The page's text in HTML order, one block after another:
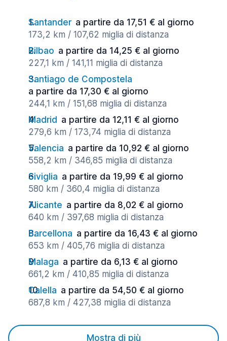
Santander a partire da 17,51 € al giorno
173,2 km / 107,62 miglia di distanza
Bilbao a partire da 14,25 € al giorno
227,1 km / 141,11 miglia di distanza
Santiago de Compostela
a partire da 17,30 € al giorno
244,1 km / 151,68 miglia di distanza
Madrid a partire da 12,11 € al giorno
279,6 km / 173,74 miglia di distanza
Valencia a partire da 10,92 € al giorno
558,2 km / 346,85 miglia di distanza
Siviglia a partire da 19,99 € al giorno
580 km / 360,4 miglia di distanza
Alicante a partire da 8,02 € al giorno
640 km / 397,68 miglia di distanza
Barcellona a partire da 16,43 € al giorno
653 km / 405,76 miglia di distanza
Malaga a partire da 6,13 € al giorno
661,2 km / 410,85 miglia di distanza
Calella a partire da 54,50 € al giorno
687,8 km / 427,38 miglia di distanza
Mostra di più